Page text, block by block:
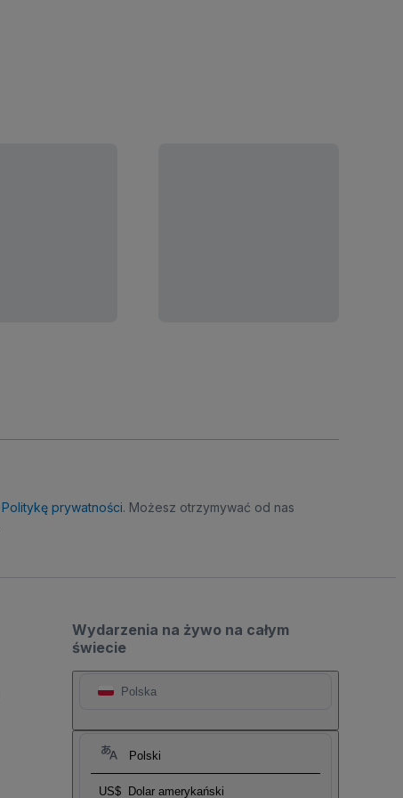
Politykę prywatności. Możesz otrzymywać od nas
Wydarzenia na żywo na całym
świecie
Polska
Polski
US$ Dolar amerykański